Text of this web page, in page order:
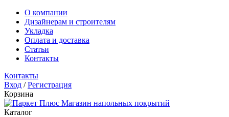
О компании
Дизайнерам и строителям
Укладка
Оплата и доставка
Статьи
Контакты
Контакты
Вход /Регистрация
Корзина
Магазин напольных покрытий
Каталог